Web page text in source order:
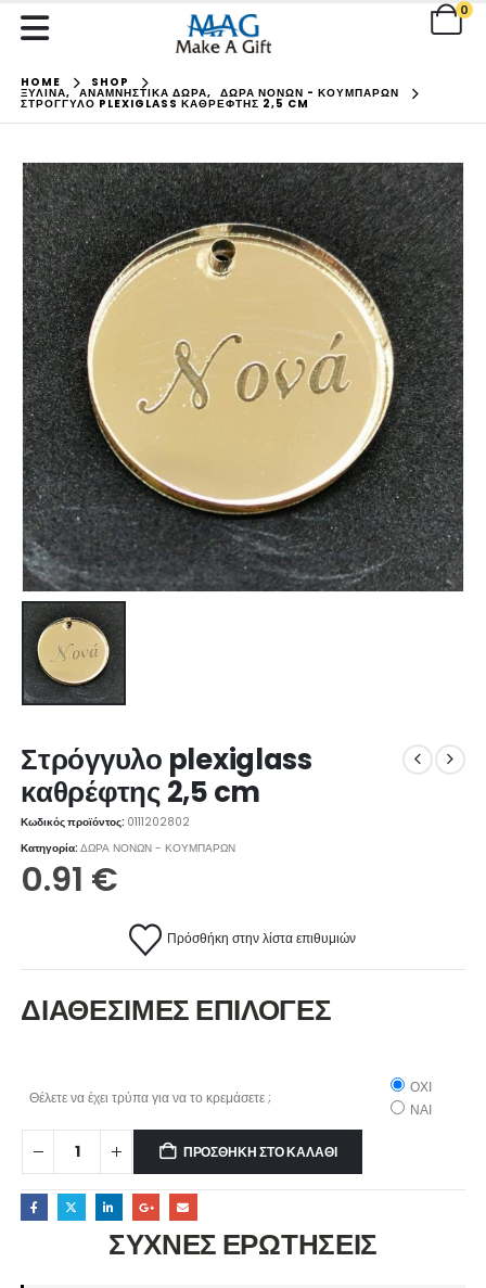
0
HOME SHOP
ΞΥΛΙΝΑ, ΑΝΑΜΝΗΣΤΙΚΑ ΔΩΡΑ, ΔΩΡΑ ΝΟΝΩΝ - ΚΟΥΜΠΑΡΩΝ
ΣΤΡΌΓΓΥΛΟ PLEXIGLASS ΚΑΘΡΈΦΤΗΣ 2,5 CM
Στρόγγυλο plexiglass
καθρέφτης 2,5 cm
Κωδικός προϊόντος: 0111202802
Κατηγορία:ΔΩΡΑ ΝΟΝΩΝ - ΚΟΥΜΠΑΡΩΝ
0.91 €
Πρόσθήκη στην λίστα επιθυμιών
ΔΙΑΘΕΣΙΜΕΣ ΕΠΙΛΟΓΕΣ
Θέλετε να έχει τρύπα για να το κρεμάσετε ;
ΟΧΙ
ΝΑΙ
ΠΡΟΣΘΉΚΗ ΣΤΟ ΚΑΛΆΘΙ
ΣΥΧΝΕΣ ΕΡΩΤΗΣΕΙΣ